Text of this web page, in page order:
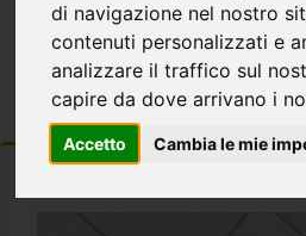
di navigazione nel nostro
contenuti personalizzati e
analizzare il traffico sul
capire da dove arrivano i
Accetto Cambia le mie
Home
Protezione Covid
Adesivi distanziatori e cartelli
Adesivo tondo #7
ORDINA DETTAGLI